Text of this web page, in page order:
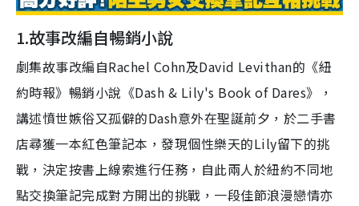
1.故事改編自暢銷小說
劇集故事改編自Rachel Cohn及David Levithan的《紐
約時報》暢銷小說《Dash & Lily's Book of Dares》，
講述憤世嫉俗又孤僻的Dash意外在聖誕前夕，於二手書
店尋獲一本紅色筆記本，發現個性樂天的Lily留下的挑
戰，決定按書上線索進行任務，自此兩人於紐約不同地
點交換筆記完成對方開出的挑戰，一段佳節浪漫戀情亦